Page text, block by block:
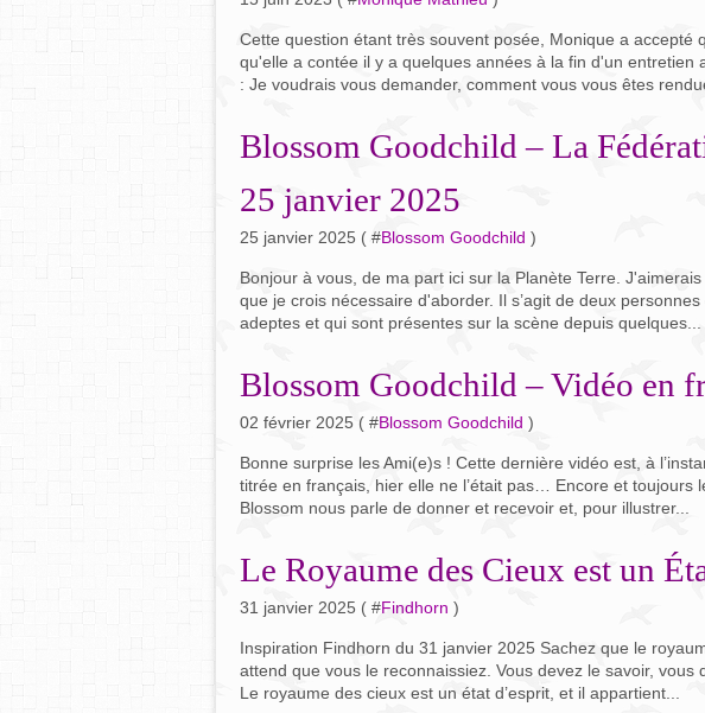
Cette question étant très souvent posée, Monique a accepté
qu'elle a contée il y a quelques années à la fin d'un entretien
: Je voudrais vous demander, comment vous vous êtes
Blossom Goodchild – La
25 janvier 2025
25 janvier 2025 ( #Blossom Goodchild )
Bonjour à vous, de ma part ici sur la Planète Terre.
que je crois nécessaire d'aborder. Il s’agit de deux
adeptes et qui sont présentes sur la scène depuis quelques...
Blossom Goodchild – Vidéo en
02 février 2025 ( #Blossom Goodchild )
Bonne surprise les Ami(e)s ! Cette dernière vidéo est, à
titrée en français, hier elle ne l’était pas… Encore et toujours
Blossom nous parle de donner et recevoir et, pour illustrer...
Le Royaume des Cieux est un
31 janvier 2025 ( #Findhorn )
Inspiration Findhorn du 31 janvier 2025 Sachez que le
attend que vous le reconnaissiez. Vous devez le savoir, vous
Le royaume des cieux est un état d’esprit, et il appartient...